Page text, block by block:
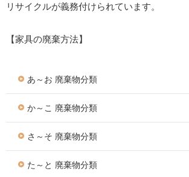
リサイクルが義務付けられています。
【家具の廃棄方法】
あ～お 廃棄物分類
か～こ 廃棄物分類
さ～そ 廃棄物分類
た～と 廃棄物分類